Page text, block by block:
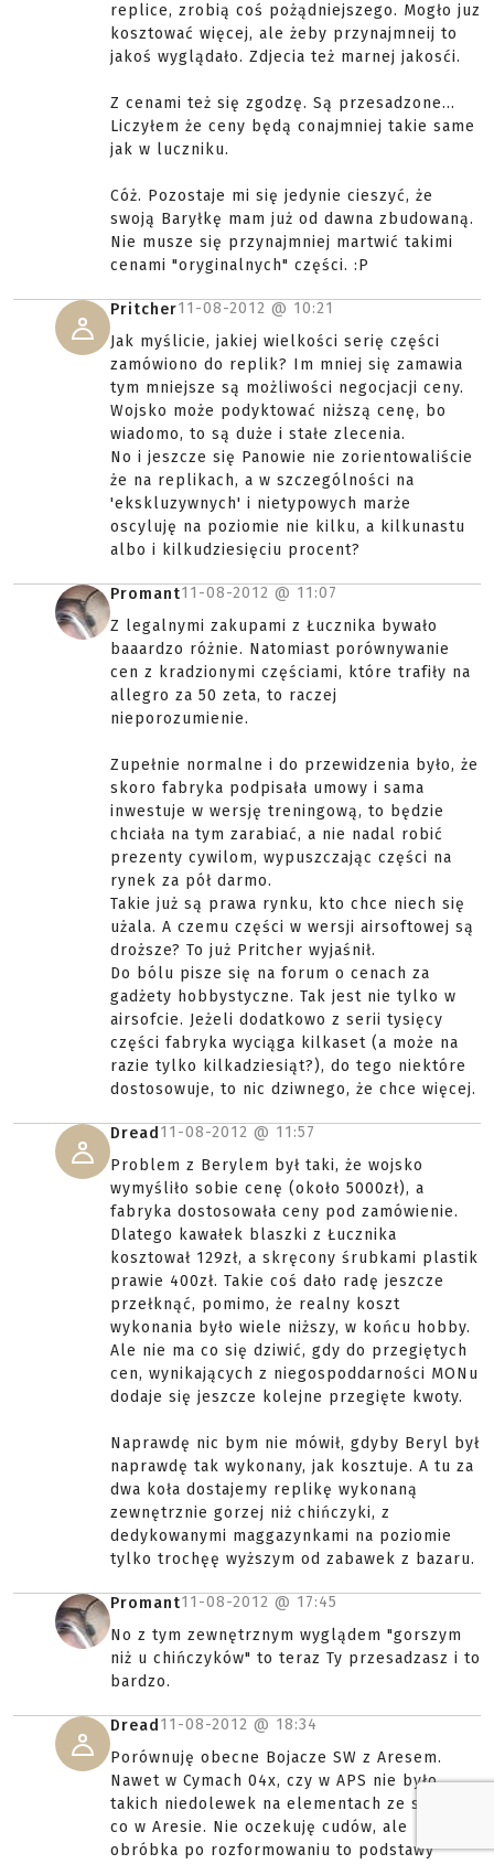
replice, zrobią coś pożądniejszego. Mogło juz
kosztować więcej, ale żeby przynajmneij to
jakoś wyglądało. Zdjecia też marnej jakosći.
Z cenami też się zgodzę. Są przesadzone...
Liczyłem że ceny będą conajmniej takie same
jak w luczniku.
Cóż. Pozostaje mi się jedynie cieszyć, że
swoją Baryłkę mam już od dawna zbudowaną.
Nie musze się przynajmniej martwić takimi
cenami "oryginalnych" części. :P
Pritcher11-08-2012 @ 10:21
Jak myślicie, jakiej wielkości serię części
zamówiono do replik? Im mniej się zamawia
tym mniejsze są możliwości negocjacji ceny.
Wojsko może podyktować niższą cenę, bo
wiadomo, to są duże i stałe zlecenia.
No i jeszcze się Panowie nie zorientowaliście
że na replikach, a w szczególności na
'ekskluzywnych' i nietypowych marże
oscyluję na poziomie nie kilku, a kilkunastu
albo i kilkudziesięciu procent?
Promant11-08-2012 @ 11:07
Z legalnymi zakupami z Łucznika bywało
baaardzo różnie. Natomiast porównywanie
cen z kradzionymi częściami, które trafiły na
allegro za 50 zeta, to raczej
nieporozumienie.
Zupełnie normalne i do przewidzenia było, że
skoro fabryka podpisała umowy i sama
inwestuje w wersję treningową, to będzie
chciała na tym zarabiać, a nie nadal robić
prezenty cywilom, wypuszczając części na
rynek za pół darmo.
Takie już są prawa rynku, kto chce niech się
użala. A czemu części w wersji airsoftowej są
droższe? To już Pritcher wyjaśnił.
Do bólu pisze się na forum o cenach za
gadżety hobbystyczne. Tak jest nie tylko w
airsofcie. Jeżeli dodatkowo z serii tysięcy
części fabryka wyciąga kilkaset (a może na
razie tylko kilkadziesiąt?), do tego niektóre
dostosowuje, to nic dziwnego, że chce więcej.
Dread 11-08-2012 @ 11:57
Problem z Berylem był taki, że wojsko
wymyśliło sobie cenę (około 5000zł), a
fabryka dostosowała ceny pod zamówienie.
Dlatego kawałek blaszki z Łucznika
kosztował 129zł, a skręcony śrubkami plastik
prawie 400zł. Takie coś dało radę jeszcze
przełknąć, pomimo, że realny koszt
wykonania było wiele niższy, w końcu hobby.
Ale nie ma co się dziwić, gdy do przegiętych
cen, wynikających z niegospoddarności MONu
dodaje się jeszcze kolejne przegięte kwoty.
Naprawdę nic bym nie mówił, gdyby Beryl był
naprawdę tak wykonany, jak kosztuje. A tu za
dwa koła dostajemy replikę wykonaną
zewnętrznie gorzej niż chińczyki, z
dedykowanymi maggazynkami na poziomie
tylko trochęę wyższym od zabawek z bazaru.
Promant11-08-2012 @ 17:45
No z tym zewnętrznym wyglądem "gorszym
niż u chińczyków" to teraz Ty przesadzasz i to
bardzo.
Dread 11-08-2012 @ 18:34
Porównuję obecne Bojacze SW z Aresem.
Nawet w Cymach 04x, czy w APS nie było
takich niedolewek na elementach ze stopu,
co w Aresie. Nie oczekuję cudów, ale
obróbka po rozformowaniu to podstawy